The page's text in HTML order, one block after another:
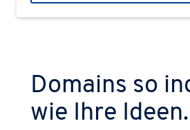
Domains so
wie Ihre Ideen.